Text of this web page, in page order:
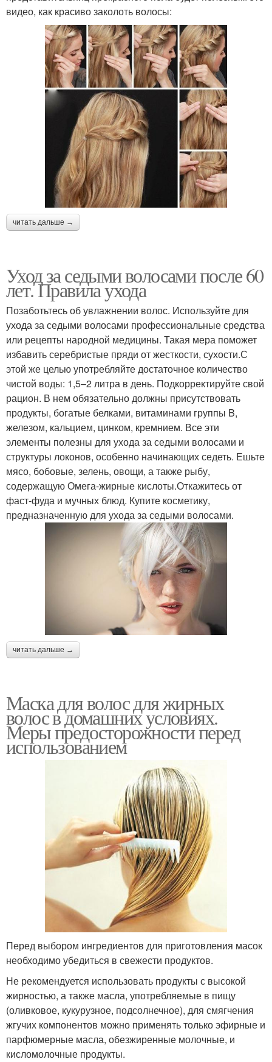
видео, как красиво заколоть волосы:
читать дальше →
Уход за седыми волосами после 60
лет. Правила ухода
Позаботьтесь об увлажнении волос. Используйте для
ухода за седыми волосами профессиональные средства
или рецепты народной медицины. Такая мера поможет
избавить серебристые пряди от жесткости, сухости.С
этой же целью употребляйте достаточное количество
чистой воды: 1,5–2 литра в день. Подкорректируйте свой
рацион. В нем обязательно должны присутствовать
продукты, богатые белками, витаминами группы B,
железом, кальцием, цинком, кремнием. Все эти
элементы полезны для ухода за седыми волосами и
структуры локонов, особенно начинающих седеть. Ешьте
мясо, бобовые, зелень, овощи, а также рыбу,
содержащую Омега-жирные кислоты.Откажитесь от
фаст-фуда и мучных блюд. Купите косметику,
предназначенную для ухода за седыми волосами.
читать дальше →
Маска для волос для жирных
волос в домашних условиях.
Меры предосторожности перед
использованием
Перед выбором ингредиентов для приготовления масок
необходимо убедиться в свежести продуктов.
Не рекомендуется использовать продукты с высокой
жирностью, а также масла, употребляемые в пищу
(оливковое, кукурузное, подсолнечное), для смягчения
жгучих компонентов можно применять только эфирные и
парфюмерные масла, обезжиренные молочные, и
кисломолочные продукты.